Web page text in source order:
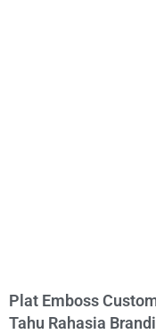
Plat Emboss
Tahu Rahasia